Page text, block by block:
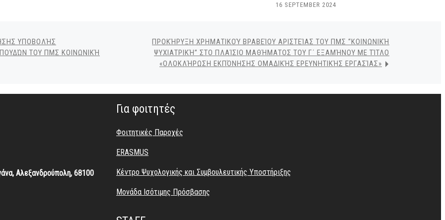
16 SEPTEMBER 2024
ΥΠΟΒΟΛΉΣ
ΤΟΥ ΠΜΣ ΚΟΙΝΩΝΙΚΉ
ΠΡΟΚΉΡΥΞΗ ΧΡΗΜΑΤΙΚΟΎ ΒΡΑΒΕΊΟΥ ΑΡΙΣΤΕΊΑΣ ΤΟΥ ΠΜΣ “ΚΟΙΝΩΝΙΚΉ
ΨΥΧΙΑΤΡΙΚΉ” ΣΤΟ ΠΛΑΊΣΙΟ ΜΑΘΉΜΑΤΟΣ ΤΟΥ Γ΄ ΕΞΑΜΉΝΟΥ ΜΕ ΤΊΤΛΟ
«ΟΛΟΚΛΉΡΩΣΗ ΕΚΠΌΝΗΣΗΣ ΟΜΑΔΙΚΉΣ ΕΡΕΥΝΗΤΙΚΉΣ ΕΡΓΑΣΊΑΣ»
Αλεξανδρούπολη, 68100
Για φοιτητές
Φοιτητικές Παροχές
ERASMUS
Κέντρο Ψυχολογικής και Συμβουλευτικής Υποστήριξης
Μονάδα Ισότιμης Πρόσβασης